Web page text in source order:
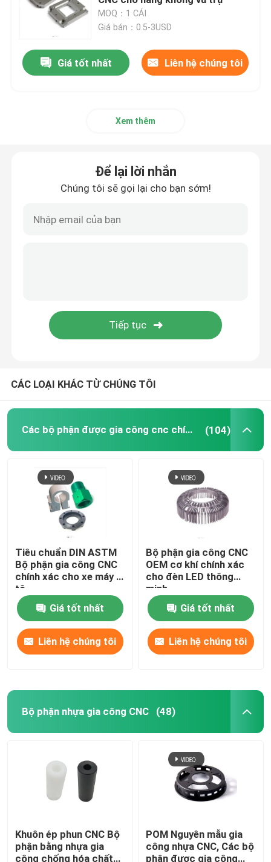
Bộ phận nhựa gia công CNC
Bộ phận hàng không vũ trụ được gia công bằng máy
Đồ đạc tự động hóa
Các thành phần y tế chính xác
Các bộ phận đúc khuôn
Phụ tùng kim loại
Bộ phận nhựa kỹ thuật
phụ tùng xe máy
Bộ giảm tốc bánh răng hành tinh
MOQ：1 CÁI
Giá bán：0.5-3USD
Giá tốt nhất Liên hệ chúng tôi
Xem thêm
Để lại lời nhắn
Chúng tôi sẽ gọi lại cho bạn sớm!
CÁC LOẠI KHÁC TỪ CHÚNG TÔI
Các bộ phận được gia công cnc chính xác (104)
Tiêu chuẩn DIN ASTM
Bộ phận gia công CNC
chính xác cho xe máy ô
tô
Giá tốt nhất
Liên hệ chúng tôi
Bộ phận gia công CNC
OEM cơ khí chính xác
cho đèn LED thông
minh
Giá tốt nhất
Liên hệ chúng tôi
Bộ phận nhựa gia công CNC (48)
Khuôn ép phun CNC Bộ
phận bằng nhựa gia
công chống hóa chất
POM Nguyên mẫu gia
công nhựa CNC, Các bộ
phận được gia công